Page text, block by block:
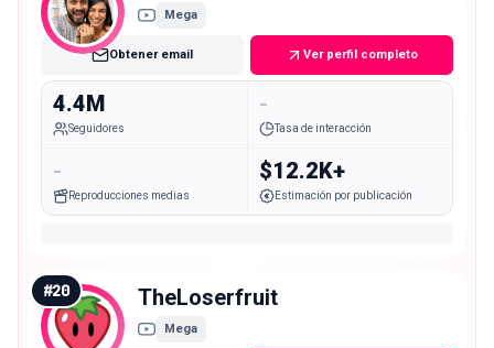
Mega
Obtener email Ver perfil completo
4.4M
Seguidores
-
Tasa de interacción
-
Reproducciones medias
$12.2K+
Estimación por publicación
#20 TheLoserfruit
Mega